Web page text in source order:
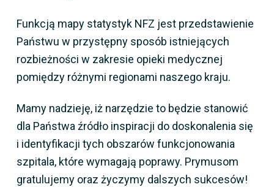
Funkcją mapy statystyk NFZ jest przedstawienie
Państwu w przystępny sposób istniejących
rozbieżności w zakresie opieki medycznej
pomiędzy różnymi regionami naszego kraju.
Mamy nadzieję, iż narzędzie to będzie stanowić
dla Państwa źródło inspiracji do doskonalenia się
i identyfikacji tych obszarów funkcjonowania
szpitala, które wymagają poprawy. Prymusom
gratulujemy oraz życzymy dalszych sukcesów!